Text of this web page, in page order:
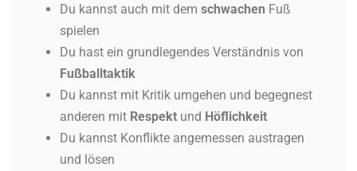
Du kannst auch mit dem schwachen Fuß
spielen
Du hast ein grundlegendes Verständnis von
Fußballtaktik
Du kannst mit Kritik umgehen und begegnest
anderen mit Respekt und Höflichkeit
Du kannst Konflikte angemessen austragen
und lösen